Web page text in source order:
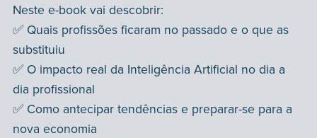
Neste e-book vai descobrir:
✅ Quais profissões ficaram no passado e o que as
substituiu
✅ O impacto real da Inteligência Artificial no dia a
dia profissional
✅ Como antecipar tendências e preparar-se para a
nova economia